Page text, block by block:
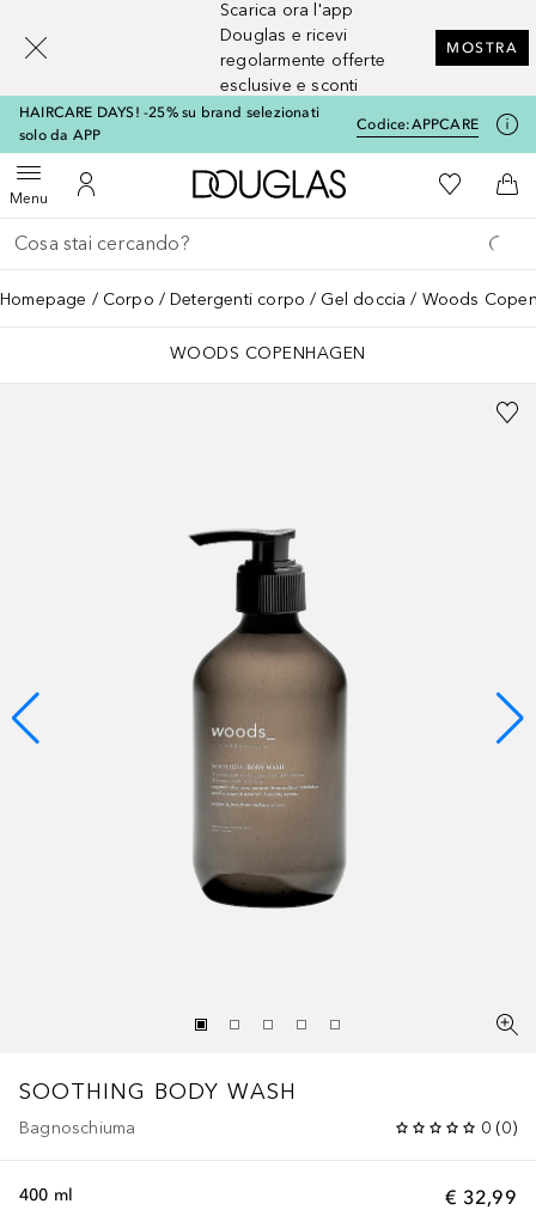
Scarica ora l'app
Douglas e ricevi
regolarmente offerte
esclusive e sconti
MOSTRA
HAIRCARE DAYS! -25% su brand selezionati
solo da APP
Codice:APPCARE
MenuApri menuAl Mio Account
A Douglas HomeAlla Mia
Al
Torna indietro
Esegui ricerca
Homepage Corpo Detergenti corpo Gel doccia Woods
WOODS COPENHAGEN
SOOTHING BODY WASH
Bagnoschiuma 0 (0)
€ 32,99
400 ml
[navigation.slideout.screenreader]